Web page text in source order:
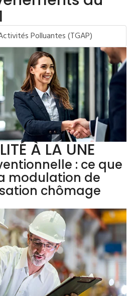
Polluantes (TGAP)
À LA UNE
: ce que
modulation de
chômage